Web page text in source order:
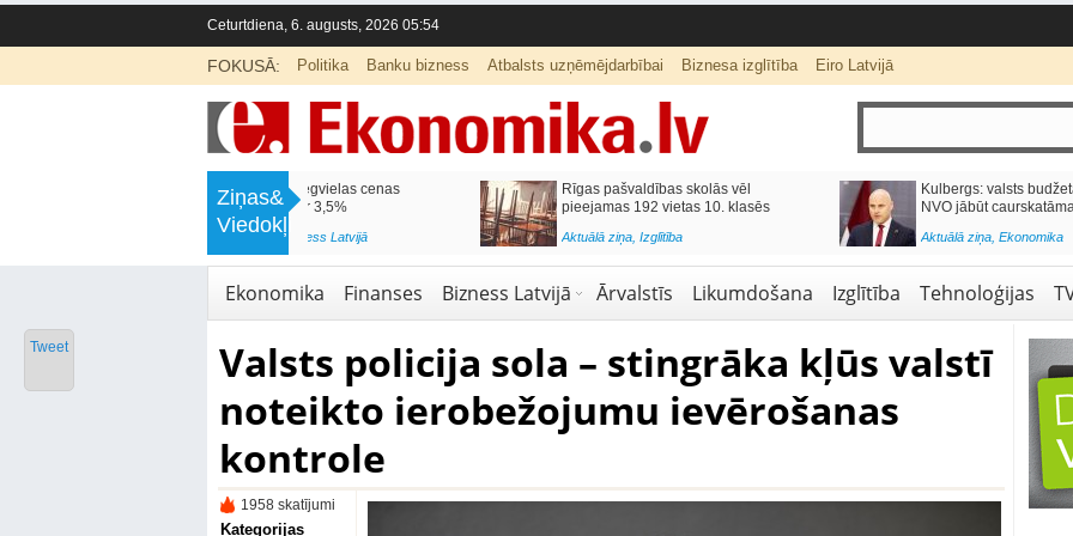
Ceturtdiena, 6. augusts, 2026 05:54
FOKUSĀ: Politika Banku bizness Atbalsts uzņēmējdarbībai Biznesa izglītība Eiro Latvijā
Ziņas&
Viedokļi
Mēneša laikā degvielas cenas
Rīgas pašvaldības skolās vēl
pieejamas 192 vietas 10. klasēs
Izglītība
Kulbergs: valsts budžeta finansējumam
NVO jābūt caurskatāmam
Ekonomika
Ekonomika Finanses Bizness Latvijā Ārvalstīs Likumdošana Izglītība Tehnoloģijas
Valsts policija sola – stingrāka kļūs valstī
noteikto ierobežojumu ievērošanas
kontrole
1958 skatījumi
Kategorijas
Tweet